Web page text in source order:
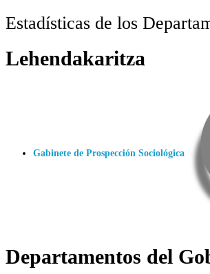
Estadísticas de los
Lehendakaritza
Gabinete de Prospección Sociológica
Departamentos del